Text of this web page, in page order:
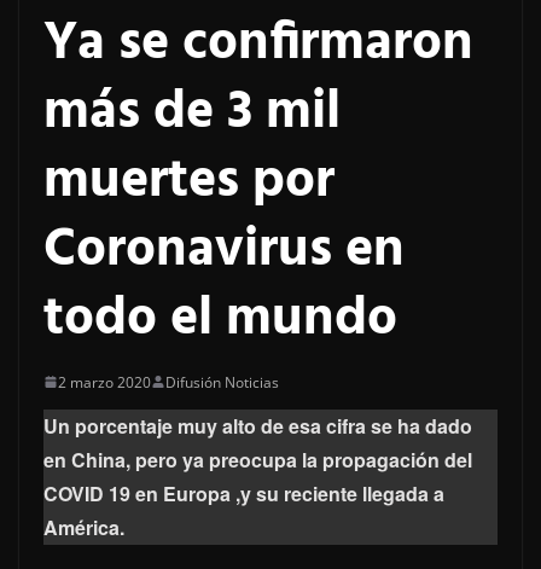
Ya se confirmaron
más de 3 mil
muertes por
Coronavirus en
todo el mundo
2 marzo 2020 Difusión Noticias
Un porcentaje muy alto de esa cifra se ha dado
en China, pero ya preocupa la propagación del
COVID 19 en Europa ,y su reciente llegada a
América.